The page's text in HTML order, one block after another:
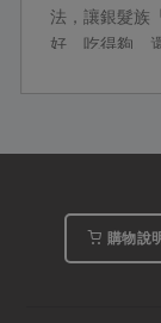
法，讓銀髮族
好、吃得夠、
別邀請資深營
慧，從最新的
出發，設計以
的營養缺口。
購物說